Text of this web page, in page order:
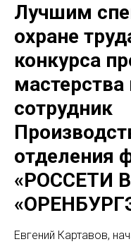
Лучшим
охране
конкурса
мастерства
сотрудник
отделения
«РОССЕТИ
Евгений Картавов,